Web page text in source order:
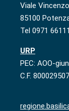
Viale
85100
Tel 0971
URP
PEC: AOO-
C.F.